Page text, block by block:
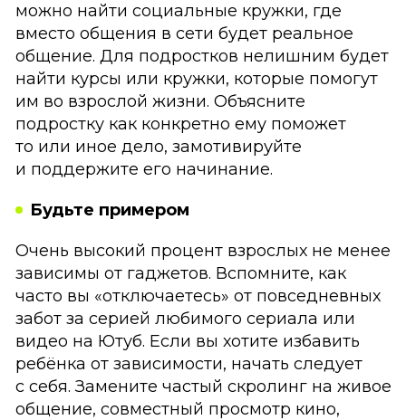
можно найти социальные кружки, где
вместо общения в сети будет реальное
общение. Для подростков нелишним будет
найти курсы или кружки, которые помогут
им во взрослой жизни. Объясните
подростку как конкретно ему поможет
то или иное дело, замотивируйте
и поддержите его начинание.
Будьте примером
Очень высокий процент взрослых не менее
зависимы от гаджетов. Вспомните, как
часто вы «отключаетесь» от повседневных
забот за серией любимого сериала или
видео на Ютуб. Если вы хотите избавить
ребёнка от зависимости, начать следует
с себя. Замените частый скролинг на живое
общение, совместный просмотр кино,